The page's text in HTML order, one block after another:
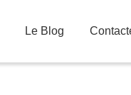
Le Blog